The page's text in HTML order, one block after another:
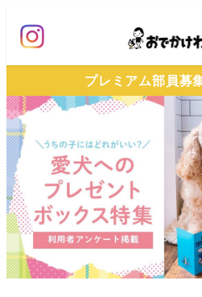
ン
ン
テ
ン
ツ
へ
移
プレミアム部員募